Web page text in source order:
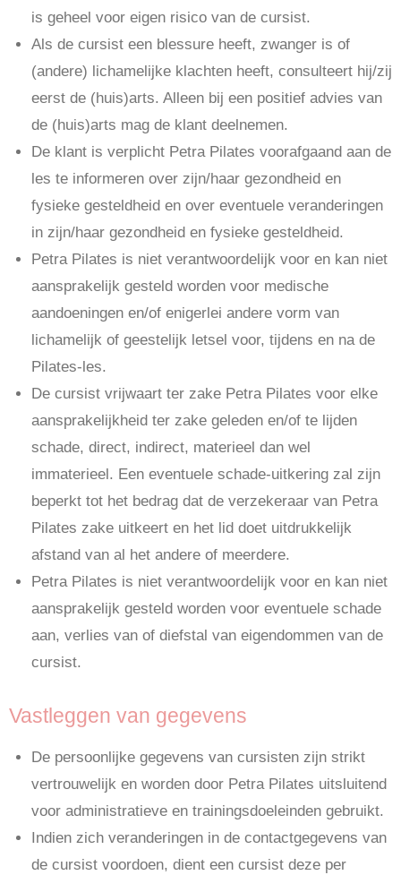
is geheel voor eigen risico van de cursist.
Als de cursist een blessure heeft, zwanger is of
(andere) lichamelijke klachten heeft, consulteert hij/zij
eerst de (huis)arts. Alleen bij een positief advies van
de (huis)arts mag de klant deelnemen.
De klant is verplicht Petra Pilates voorafgaand aan de
les te informeren over zijn/haar gezondheid en
fysieke gesteldheid en over eventuele veranderingen
in zijn/haar gezondheid en fysieke gesteldheid.
Petra Pilates is niet verantwoordelijk voor en kan niet
aansprakelijk gesteld worden voor medische
aandoeningen en/of enigerlei andere vorm van
lichamelijk of geestelijk letsel voor, tijdens en na de
Pilates-les.
De cursist vrijwaart ter zake Petra Pilates voor elke
aansprakelijkheid ter zake geleden en/of te lijden
schade, direct, indirect, materieel dan wel
immaterieel. Een eventuele schade-uitkering zal zijn
beperkt tot het bedrag dat de verzekeraar van Petra
Pilates zake uitkeert en het lid doet uitdrukkelijk
afstand van al het andere of meerdere.
Petra Pilates is niet verantwoordelijk voor en kan niet
aansprakelijk gesteld worden voor eventuele schade
aan, verlies van of diefstal van eigendommen van de
cursist.
Vastleggen van gegevens
De persoonlijke gegevens van cursisten zijn strikt
vertrouwelijk en worden door Petra Pilates uitsluitend
voor administratieve en trainingsdoeleinden gebruikt.
Indien zich veranderingen in de contactgegevens van
de cursist voordoen, dient een cursist deze per